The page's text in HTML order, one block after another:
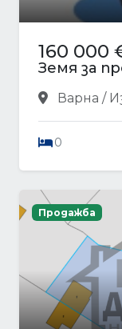
160 000
Земя за
Варна /
0
Продажба